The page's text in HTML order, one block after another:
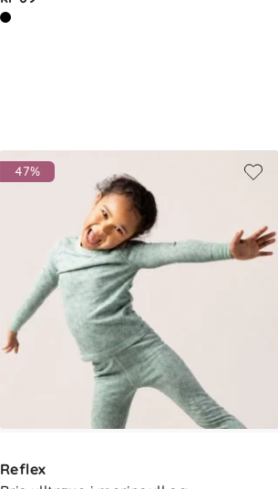
47%
Reflex